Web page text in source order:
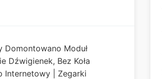
Domontowano Moduł
Dźwigienek, Bez Koła
Internetowy | Zegarki